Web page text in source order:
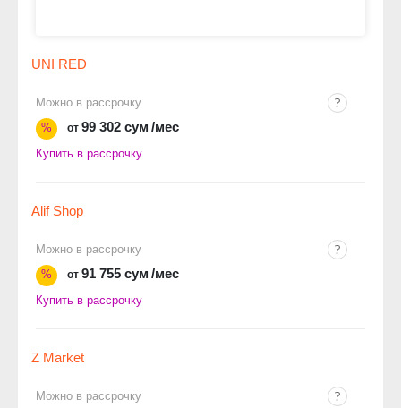
UNI RED
Можно в рассрочку
%
от 99 302 сум /мес
Купить в рассрочку
Alif Shop
Можно в рассрочку
%
от 91 755 сум /мес
Купить в рассрочку
Z Market
Можно в рассрочку